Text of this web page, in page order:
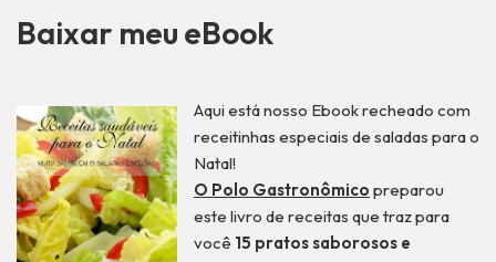
Baixar meu eBook
Aqui está nosso Ebook recheado com
receitinhas especiais de saladas para o
Natal!
O Polo Gastronômico preparou
este livro de receitas que traz para
você 15 pratos saborosos e